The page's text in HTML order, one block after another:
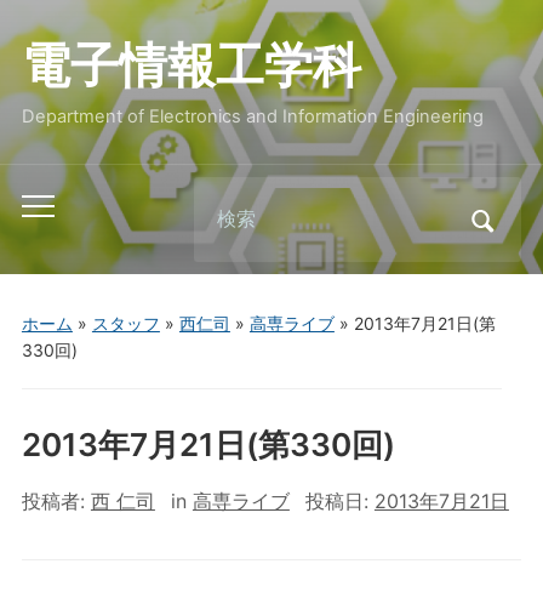
電子情報工学科
Department of Electronics and Information Engineering
Toggle
mobile
menu
Search
for:
ホーム » スタッフ » 西仁司 » 高専ライブ» 2013年7月21日(第
330回)
2013年7月21日(第330回)
投稿者: 西 仁司 in 高専ライブ 投稿日: 2013年7月21日